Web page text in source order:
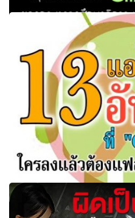
สรุปภาพรวมโครงการ
ศึกษาธิการ เพื่อฟื้นฟูระบบกา
13 แอพพลิเคชั่น อันตราย ที่